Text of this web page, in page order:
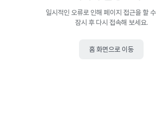
일시적인 오류로 인해 페이지 접근을 할
잠시 후 다시 접속해 보세요.
홈 화면으로 이동